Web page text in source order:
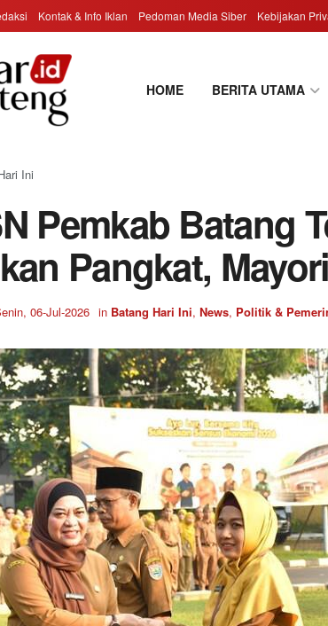
Kontak & Info Iklan Pedoman Media Siber Kebijakan
HOME BERITA UTAMA
Ini
Pemkab Batang
Pangkat,
06-Jul-2026 in Batang Hari Ini, News, Politik &